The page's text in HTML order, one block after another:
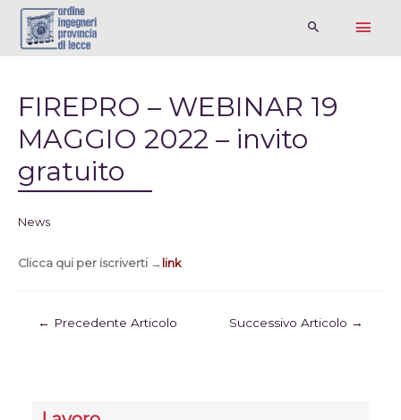
FIREPRO – WEBINAR 19
MAGGIO 2022 – invito
gratuito
News
Clicca qui per iscriverti → link
← Precedente Articolo Successivo Articolo →